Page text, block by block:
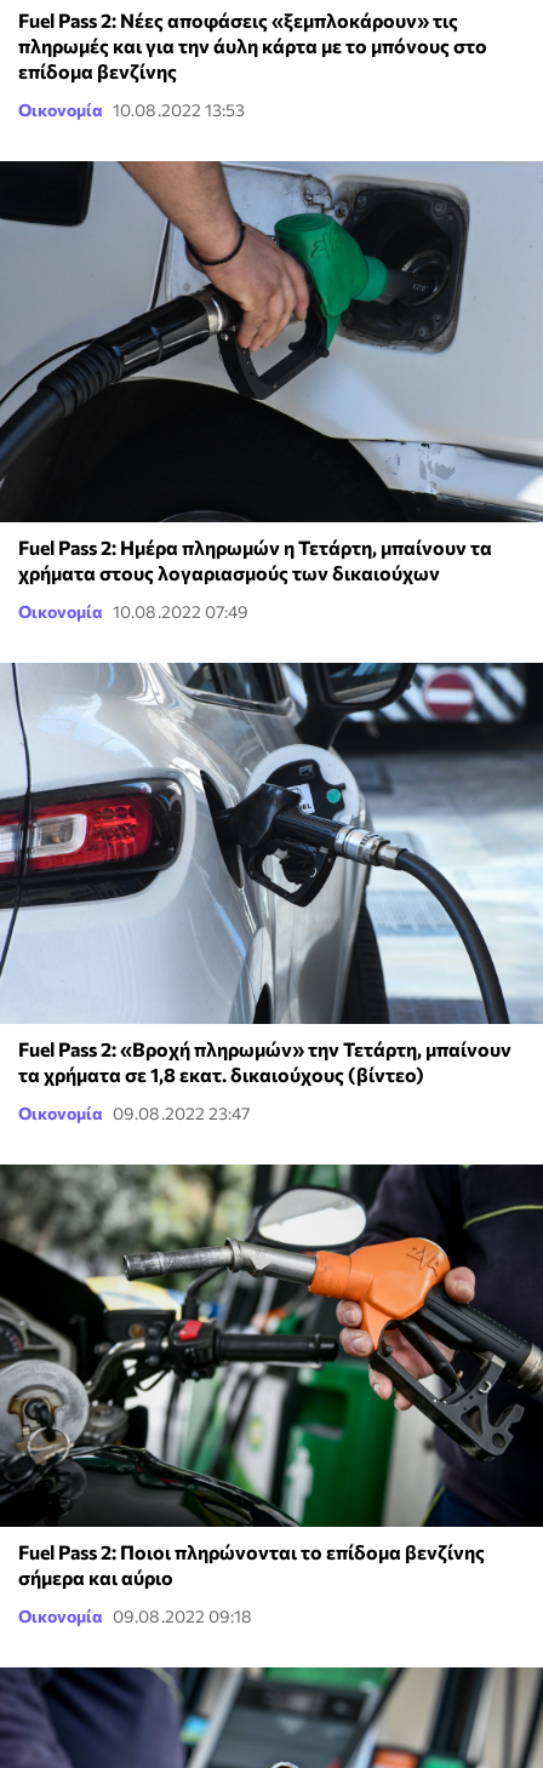
Fuel Pass 2: Νέες αποφάσεις «ξεμπλοκάρουν» τις
πληρωμές και για την άυλη κάρτα με το μπόνους στο
επίδομα βενζίνης
Οικονομία 10.08.2022 13:53
Fuel Pass 2: Ημέρα πληρωμών η Τετάρτη, μπαίνουν τα
χρήματα στους λογαριασμούς των δικαιούχων
Οικονομία 10.08.2022 07:49
Fuel Pass 2: «Βροχή πληρωμών» την Τετάρτη, μπαίνουν
τα χρήματα σε 1,8 εκατ. δικαιούχους (βίντεο)
Οικονομία 09.08.2022 23:47
Fuel Pass 2: Ποιοι πληρώνονται το επίδομα βενζίνης
σήμερα και αύριο
Οικονομία 09.08.2022 09:18